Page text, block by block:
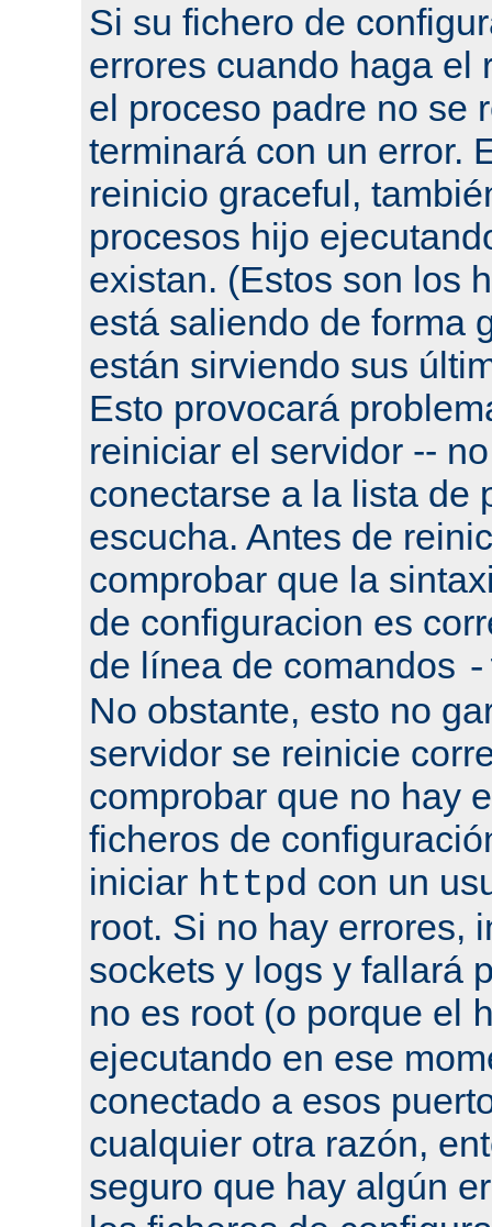
Si su fichero de
errores cuando haga el
el proceso padre no se
terminará con un error.
reinicio graceful,
procesos hijo
existan. (Estos son los
está saliendo de forma
están sirviendo sus
Esto provocará
reiniciar el servidor --
conectarse a la lista de
escucha. Antes de
comprobar que la
de configuracion es
de línea de comandos
No obstante, esto no
servidor se reinicie
comprobar que no hay
ficheros de
iniciar httpd con un
root. Si no hay errores,
sockets y logs y fallará
no es root (o porque el
ejecutando en ese
conectado a esos
cualquier otra razón,
seguro que hay algún